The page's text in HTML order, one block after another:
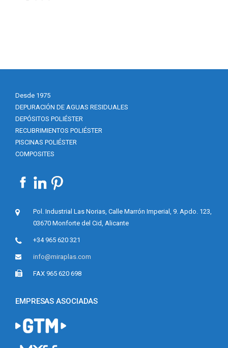
Desde 1975
DEPURACIÓN DE AGUAS RESIDUALES
DEPÓSITOS POLIÉSTER
RECUBRIMIENTOS POLIÉSTER
PISCINAS POLIÉSTER
COMPOSITES
Pol. Industrial Las Norias, Calle Marrón Imperial, 9. Apdo. 123,
03670 Monforte del Cid, Alicante
+34 965 620 321
info@miraplas.com
FAX 965 620 698
EMPRESAS ASOCIADAS